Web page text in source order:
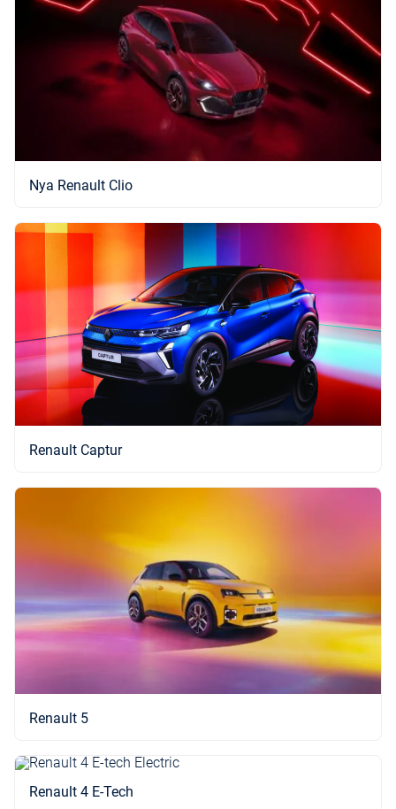
Nya Renault Clio
Renault Captur
Renault 5
Renault 4 E-Tech